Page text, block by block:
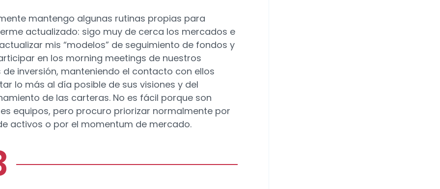
mantengo algunas rutinas propias para
actualizado: sigo muy de cerca los mercados e
mis “modelos” de seguimiento de fondos y
en los morning meetings de nuestros
de inversión, manteniendo el contacto con ellos
lo más al día posible de sus visiones y del
de las carteras. No es fácil porque son
equipos, pero procuro priorizar normalmente por
activos o por el momentum de mercado.